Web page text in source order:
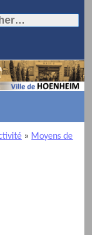
» Moyens de